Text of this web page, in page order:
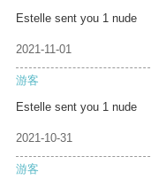
Estelle sent you 1 nude
2021-11-01
游客
Estelle sent you 1 nude
2021-10-31
游客